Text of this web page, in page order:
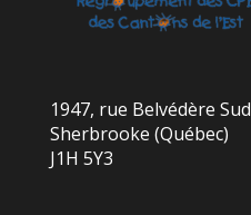
1947, rue Belvédère Sud
Sherbrooke (Québec)
J1H 5Y3